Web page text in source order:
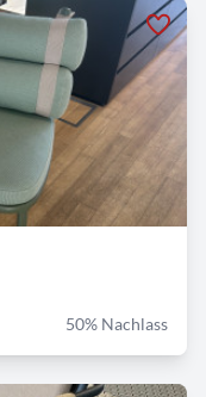
50% Nachlass